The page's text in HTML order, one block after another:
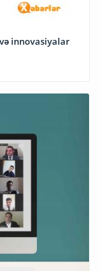
innovasiyalar